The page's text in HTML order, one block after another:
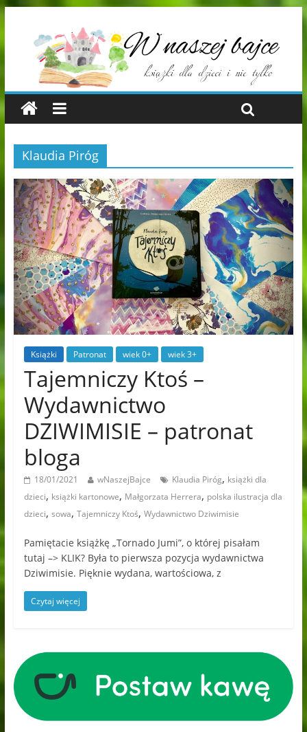
Klaudia Piróg
Książki Patronat wiek 0+ wiek 3+
Tajemniczy Ktoś –
Wydawnictwo
DZIWIMISIE – patronat
bloga
18/01/2021 wNaszejBajce Klaudia Piróg, książki dla
dzieci, książki kartonowe, Małgorzata Herrera, polska ilustracja dla
dzieci, sowa, Tajemniczy Ktoś, Wydawnictwo Dziwimisie
Pamiętacie książkę „Tornado Jumi”, o której pisałam
tutaj –> KLIK? Była to pierwsza pozycja wydawnictwa
Dziwimisie. Pięknie wydana, wartościowa, z
Czytaj więcej